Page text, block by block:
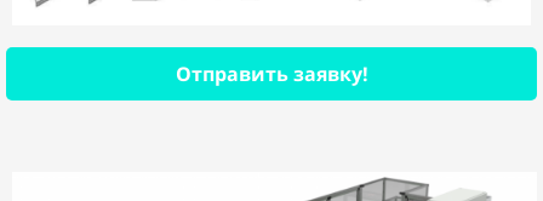
Отправить заявку!